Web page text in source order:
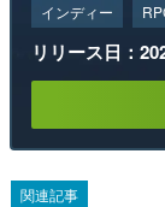
インディー
リリース日：
関連記事